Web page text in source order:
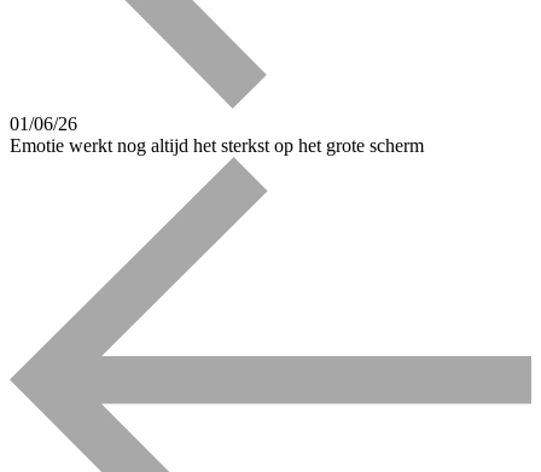
01/06/26
Emotie werkt nog altijd het sterkst op het grote scherm